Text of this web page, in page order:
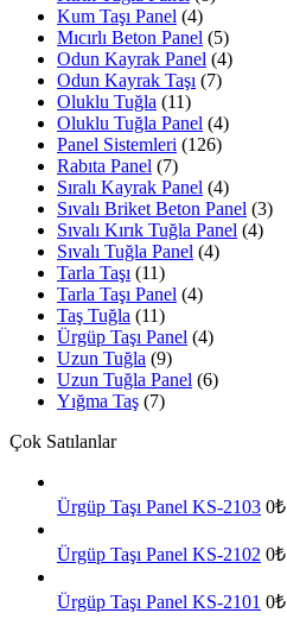
Kum Taşı Panel (4)
Mıcırlı Beton Panel (5)
Odun Kayrak Panel (4)
Odun Kayrak Taşı (7)
Oluklu Tuğla (11)
Oluklu Tuğla Panel (4)
Panel Sistemleri (126)
Rabıta Panel (7)
Sıralı Kayrak Panel (4)
Sıvalı Briket Beton Panel (3)
Sıvalı Kırık Tuğla Panel (4)
Sıvalı Tuğla Panel (4)
Tarla Taşı (11)
Tarla Taşı Panel (4)
Taş Tuğla (11)
Ürgüp Taşı Panel (4)
Uzun Tuğla (9)
Uzun Tuğla Panel (6)
Yığma Taş (7)
Çok Satılanlar
Ürgüp Taşı Panel KS-2103 0₺
Ürgüp Taşı Panel KS-2102 0₺
Ürgüp Taşı Panel KS-2101 0₺